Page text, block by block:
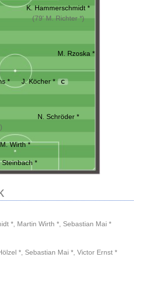
K. Hammerschmidt *
(79' M. Richter *)
M. Rzoska *
* J. Köcher * C
N. Schröder *
M. Wirth *
Steinbach *
* Martin Wirth * Sebastian Mai *
* Sebastian Mai * Victor Ernst *